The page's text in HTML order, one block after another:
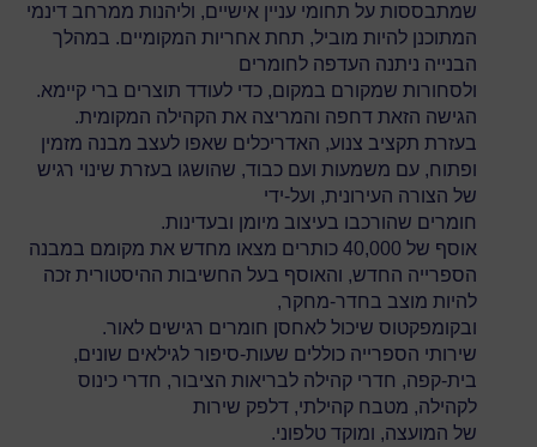
שמתבססות על תחומי עניין אישיים, וליהנות ממרחב דינמי
המתוכנן להיות מוביל, תחת אחריות המקומיים. במהלך
הבנייה ניתנה העדפה לחומרים
ולסחורות שמקורם במקום, כדי לעודד תוצרים ברי קיימא.
הגישה הזאת דחפה והמריצה את הקהילה המקומית.
בעזרת תקציב צנוע, האדריכלים שאפו לעצב מבנה מזמין
ופתוח, עם משמעות ועם כבוד, שהושגו בעזרת שינוי רגיש
של הצורה העירונית, ועל-ידי
חומרים שהורכבו בעיצוב מיומן ובעדינות.
אוסף של 40,000 כותרים מצאו מחדש את מקומם במבנה
הספרייה החדש, והאוסף בעל החשיבות ההיסטורית זכה
להיות מוצב בחדר-מחקר,
ובקומפקטוס שיכול לאחסן חומרים רגישים לאור.
שירותי הספרייה כוללים שעות-סיפור לגילאים שונים,
בית-קפה, חדרי קהילה לבריאות הציבור, חדרי כינוס
לקהילה, מטבח קהילתי, דלפק שירות
של המועצה, ומוקד טלפוני.